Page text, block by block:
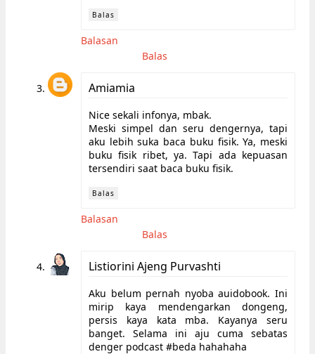
Balas
Balasan
Balas
Amiamia
Nice sekali infonya, mbak.
Meski simpel dan seru dengernya, tapi
aku lebih suka baca buku fisik. Ya, meski
buku fisik ribet, ya. Tapi ada kepuasan
tersendiri saat baca buku fisik.
Balas
Balasan
Balas
Listiorini Ajeng Purvashti
Aku belum pernah nyoba auidobook. Ini
mirip kaya mendengarkan dongeng,
persis kaya kata mba. Kayanya seru
banget. Selama ini aju cuma sebatas
denger podcast #beda hahahaha